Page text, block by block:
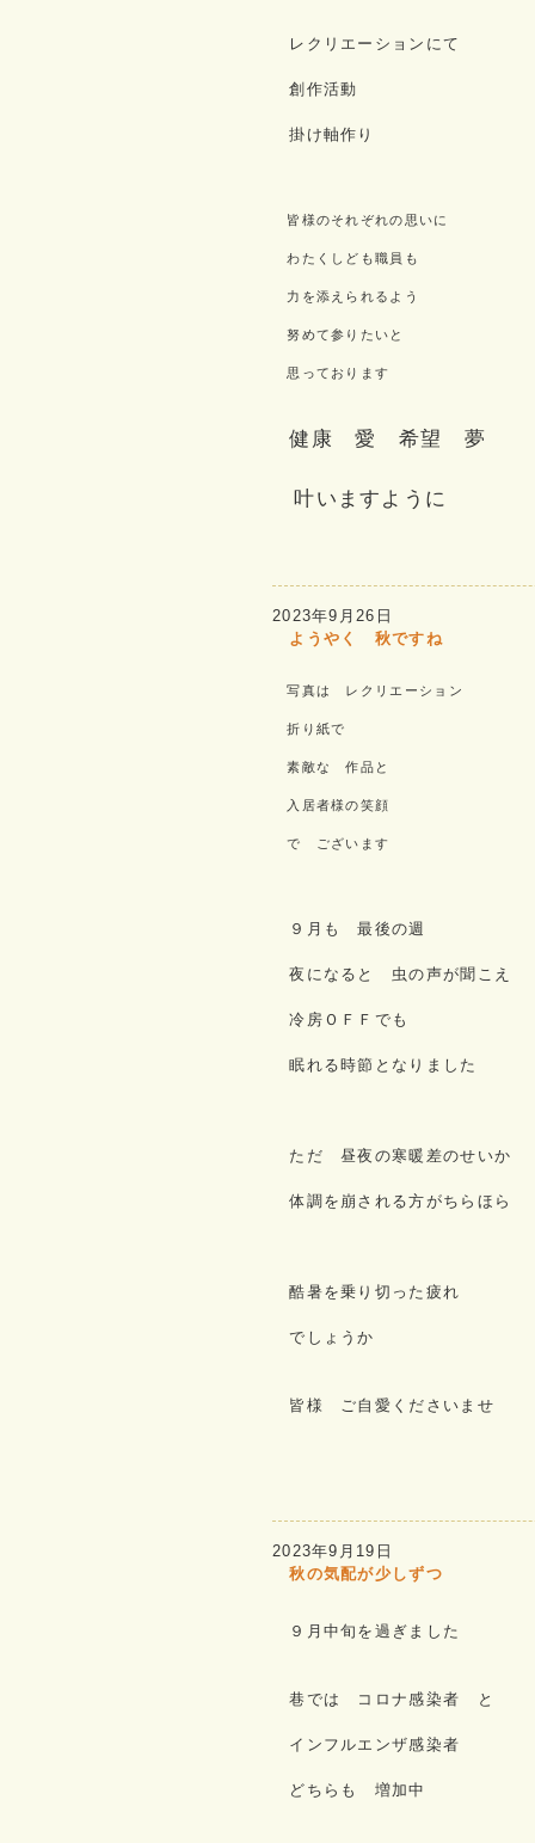
レクリエーションにて
創作活動
掛け軸作り
皆様のそれぞれの思いに
わたくしども職員も
力を添えられるよう
努めて参りたいと
思っております
健康 愛 希望 夢
叶いますように
2023年9月26日
ようやく 秋ですね
写真は レクリエーション
折り紙で
素敵な 作品と
入居者様の笑顔
で ございます
９月も 最後の週
夜になると 虫の声が聞こえ
冷房ＯＦＦでも
眠れる時節となりました
ただ 昼夜の寒暖差のせいか
体調を崩される方がちらほら
酷暑を乗り切った疲れ
でしょうか
皆様 ご自愛くださいませ
2023年9月19日
秋の気配が少しずつ
９月中旬を過ぎました
巷では コロナ感染者 と
インフルエンザ感染者
どちらも 増加中